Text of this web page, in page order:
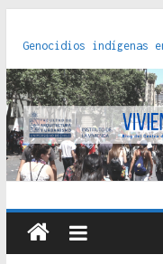
Genocidios indígenas
Estudios sobre la
políticas, prácticas y
Donde el pedernal
crítica de las
Criterios técnicos
Red de consultorios
Santiago : un